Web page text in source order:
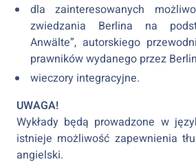
dla zainteresowanych
zwiedzania Berlina na
Anwälte”, autorskiego
prawników wydanego przez
wieczory integracyjne.
UWAGA!
Wykłady będą prowadzone w
istnieje możliwość zapewnienia
angielski.